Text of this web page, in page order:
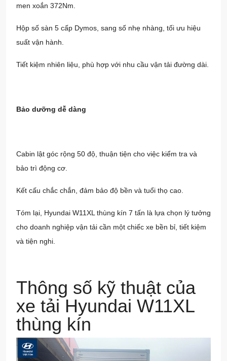
men xoắn 372Nm.
Hộp số sàn 5 cấp Dymos, sang số nhẹ nhàng, tối ưu hiệu
suất vận hành.
Tiết kiệm nhiên liệu, phù hợp với nhu cầu vận tải đường dài.
Bảo dưỡng dễ dàng
Cabin lật góc rộng 50 độ, thuận tiện cho việc kiểm tra và
bảo trì động cơ.
Kết cấu chắc chắn, đảm bảo độ bền và tuổi thọ cao.
Tóm lại, Hyundai W11XL thùng kín 7 tấn là lựa chọn lý tưởng
cho doanh nghiệp vận tải cần một chiếc xe bền bỉ, tiết kiệm
và tiện nghi.
Thông số kỹ thuật của
xe tải Hyundai W11XL
thùng kín